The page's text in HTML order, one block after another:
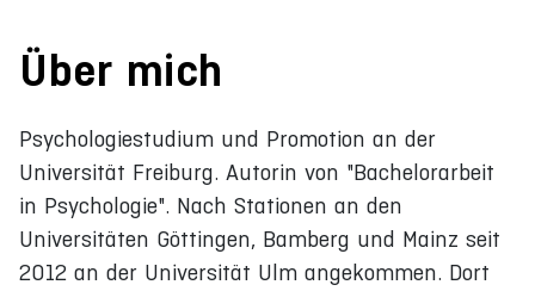
Über mich
Psychologiestudium und Promotion an der
Universität Freiburg. Autorin von "Bachelorarbeit
in Psychologie". Nach Stationen an den
Universitäten Göttingen, Bamberg und Mainz seit
2012 an der Universität Ulm angekommen. Dort